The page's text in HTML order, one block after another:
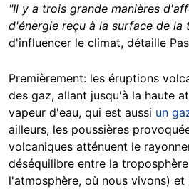
"Il y a trois grande manières
d'énergie reçu à la surface de la
d'influencer le climat, détaille
Premièrement: les éruptions
des gaz, allant jusqu'à la haute
vapeur d'eau, qui est aussi un
ailleurs, les poussières
volcaniques atténuent le
déséquilibre entre la
l'atmosphère, où nous vivons)